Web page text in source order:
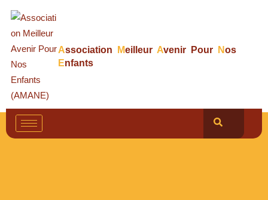
Association Meilleur Avenir Pour Nos
Enfants